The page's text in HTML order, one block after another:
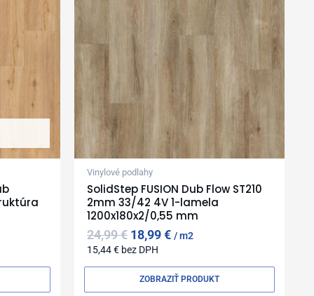
Vinylové podlahy
SolidStep FUSION Dub Flow ST210
2mm 33/42 4V 1-lamela
1200x180x2/0,55 mm
24,99€ 18,99€ m2
15,44€ bez DPH
ZOBRAZIŤ PRODUKT